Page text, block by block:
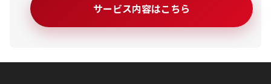
サービス内容はこちら